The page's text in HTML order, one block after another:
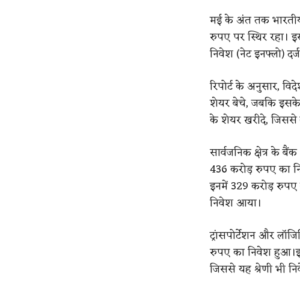
मई के अंत तक
रुपए पर स्थिर रहा।
निवेश (नेट इनफ्लो)
रिपोर्ट के अनुसार,
शेयर बेचे, जबकि इसके
के शेयर खरीदे, जिससे
सार्वजनिक क्षेत्र के
436 करोड़ रुपए का
इनमें 329 करोड़ रुपए
निवेश आया।
ट्रांसपोर्टेशन और
रुपए का निवेश
जिससे यह श्रेणी भी